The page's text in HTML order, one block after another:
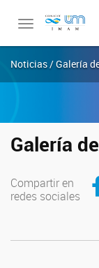
Toggle
Noticias / Galería
Galería
Compartir en
redes sociales